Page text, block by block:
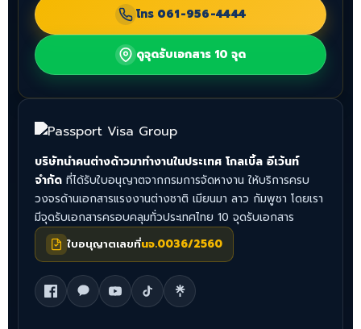
โทร 061-956-4444
ดูจุดรับเอกสาร 10 จุด
บริษัทนำคนต่างด้าวมาทำงานในประเทศ โกลเบิ้ล อีเว้นท์
จำกัด ที่ได้รับใบอนุญาตจากกรมการจัดหางาน ให้บริการครบ
วงจรด้านเอกสารแรงงานต่างชาติ เมียนมา ลาว กัมพูชา โดยเรา
มีจุดรับเอกสารครอบคลุมทั่วประเทศไทย 10 จุดรับเอกสาร
ใบอนุญาตเลขที่นจ.0036/2560